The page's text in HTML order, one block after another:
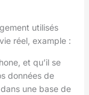
utilisés
réel, example :
et qu’il se
données de
une base de